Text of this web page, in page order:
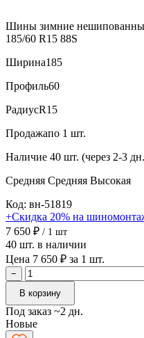
Шины зимние
185/60 R15 88S
Ширина185
Профиль60
РадиусR15
Продажапо 1 шт.
Наличие 40 шт. (через 2-3
Средняя Средняя Высокая
Код: вн-51819
+Скидка 20% на
7 650 ₽ / 1 шт
40 шт. в наличии
Цена 7 650 ₽ за 1 шт.
−
В корзину
Под заказ ~2 дн.
Новые